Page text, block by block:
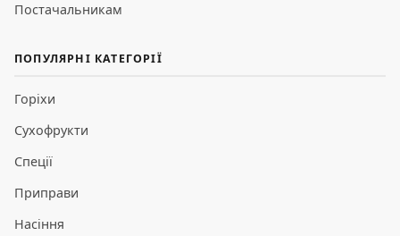
Постачальникам
ПОПУЛЯРНІ КАТЕГОРІЇ
Горіхи
Сухофрукти
Спеції
Приправи
Насіння